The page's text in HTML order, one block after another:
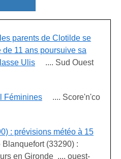
parents de Clotilde se
11 ans poursuive sa
Ulis .... Sud Ouest
Féminines .... Score'n'co
: prévisions météo à 15
(33290) :
en Gironde .... ouest-